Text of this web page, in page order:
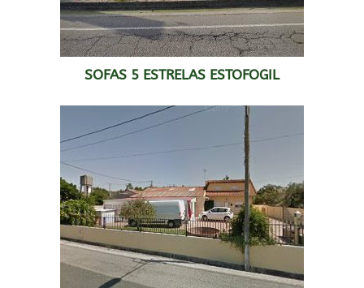
SOFAS 5 ESTRELAS ESTOFOGIL